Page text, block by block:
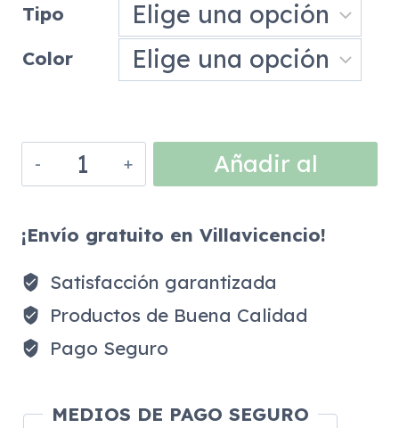
Tipo
Color
biodegradable
cantidad
Añadir al
¡Envío gratuito en Villavicencio!
Satisfacción garantizada
Productos de Buena Calidad
Pago Seguro
MEDIOS DE PAGO SEGURO